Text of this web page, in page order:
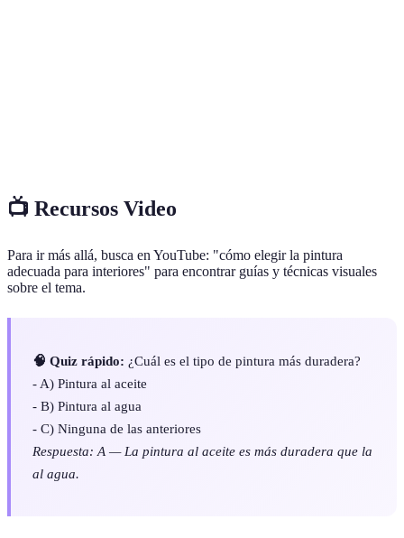
📺 Recursos Video
Para ir más allá, busca en YouTube: "cómo elegir la pintura
adecuada para interiores" para encontrar guías y técnicas visuales
sobre el tema.
🧠 Quiz rápido: ¿Cuál es el tipo de pintura más duradera?
- A) Pintura al aceite
- B) Pintura al agua
- C) Ninguna de las anteriores
Respuesta: A — La pintura al aceite es más duradera que la
al agua.